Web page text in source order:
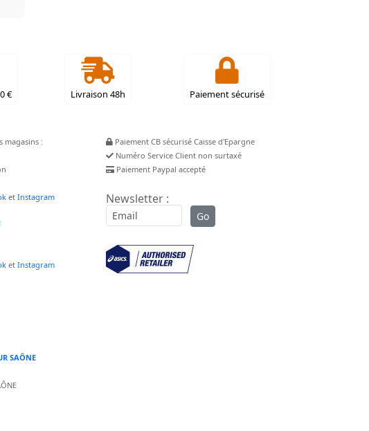
€ Livraison 48h Paiement sécurisé
magasins :
et Instagram
et Instagram
SAÔNE
Paiement CB sécurisé Caisse d'Epargne
Numéro Service Client non surtaxé
Paiement Paypal accepté
Newsletter :